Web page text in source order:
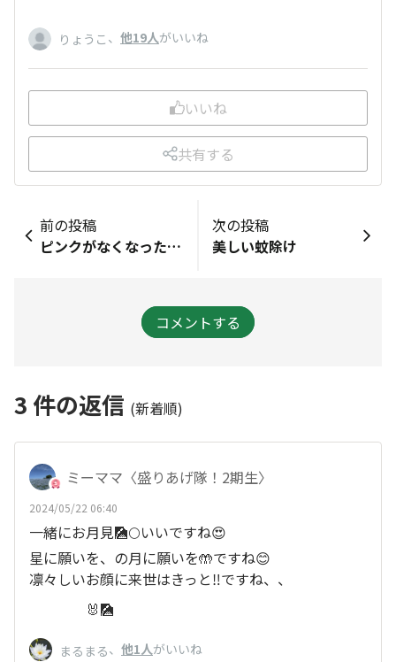
りょうこ 、 他19人がいいね
いいね
共有する
前の投稿
ピンクがなくなったけど
次の投稿
美しい蚊除け
コメントする
3 件の返信 (新着順)
ミーママ〈盛りあげ隊！2期生〉
2024/05/22 06:40
一緒にお月見🎑🌕いいですね😍
星に願いを、の月に願いを🤲ですね😊
凛々しいお顔に来世はきっと‼️ですね、、
🐰🎑
まるまる、 他1人がいいね